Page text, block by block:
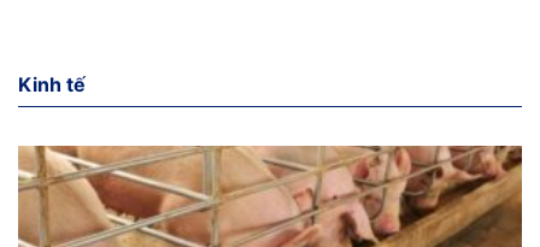
Kinh tế